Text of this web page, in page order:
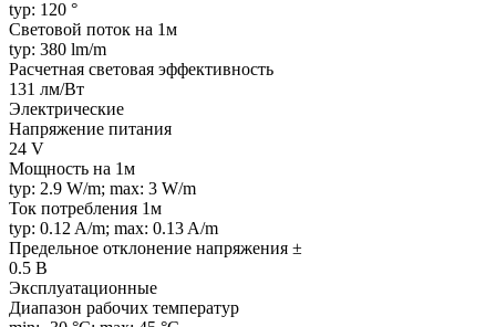
typ: 120 °
Световой поток на 1м
typ: 380 lm/m
Расчетная световая эффективность
131 лм/Вт
Электрические
Напряжение питания
24 V
Мощность на 1м
typ: 2.9 W/m; max: 3 W/m
Ток потребления 1м
typ: 0.12 A/m; max: 0.13 A/m
Предельное отклонение напряжения ±
0.5 В
Эксплуатационные
Диапазон рабочих температур